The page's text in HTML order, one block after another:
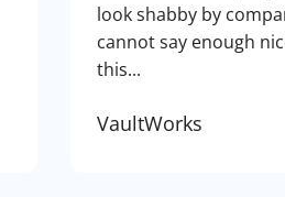
look shabby by
cannot say enough
this...
VaultWorks